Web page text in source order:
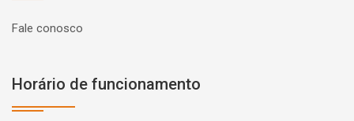
Fale conosco
Horário de funcionamento